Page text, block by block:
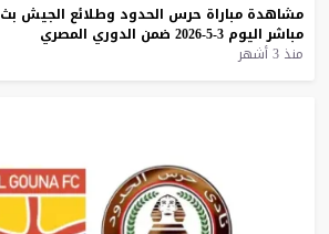
مشاهدة مباراة حرس الحدود وطلائع الجيش بث
مباشر اليوم 3-5-2026 ضمن الدوري المصري
منذ 3 أشهر